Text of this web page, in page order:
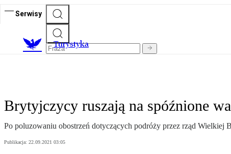
Serwisy
Turystyka
Brytyjczycy ruszają na spóźnione
Po poluzowaniu obostrzeń dotyczących podróży przez rząd
Publikacja: 22.09.2021 03:05